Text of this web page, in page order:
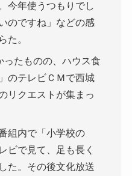
今年使うつもりでし
のですね」などの感
た。
ったものの、ハウス食
のテレビＣＭで西城
リクエストが集まっ
組内で「小学校の
ビで見て、足も長く
た。その後文化放送